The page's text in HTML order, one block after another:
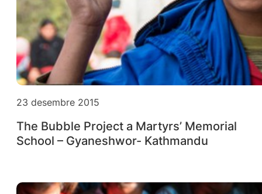
23 desembre 2015
The Bubble Project a Martyrs’ Memorial
School – Gyaneshwor- Kathmandu